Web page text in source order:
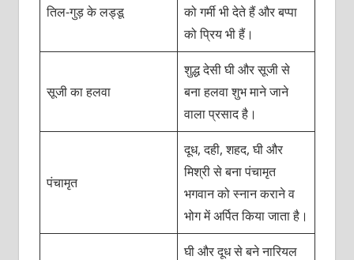
तिल-गुड़ के लड्डू
को गर्मी भी देते हैं और बप्पा
को प्रिय भी हैं।
सूजी का हलवा
शुद्ध देसी घी और सूजी से
बना हलवा शुभ माने जाने
वाला प्रसाद है।
पंचामृत
दूध, दही, शहद, घी और
मिश्री से बना पंचामृत
भगवान को स्नान कराने व
भोग में अर्पित किया जाता है।
घी और दूध से बने नारियल